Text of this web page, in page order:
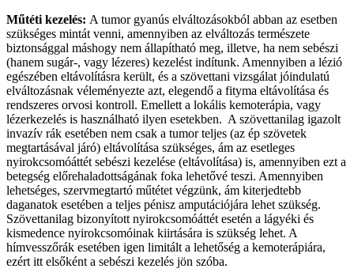
Műtéti kezelés: A tumor gyanús elváltozásokból abban az esetben
szükséges mintát venni, amennyiben az elváltozás természete
biztonsággal máshogy nem állapítható meg, illetve, ha nem sebészi
(hanem sugár-, vagy lézeres) kezelést indítunk. Amennyiben a lézió
egészében eltávolításra került, és a szövettani vizsgálat jóindulatú
elváltozásnak véleményezte azt, elegendő a fityma eltávolítása és
rendszeres orvosi kontroll. Emellett a lokális kemoterápia, vagy
lézerkezelés is használható ilyen esetekben. A szövettanilag igazolt
invazív rák esetében nem csak a tumor teljes (az ép szövetek
megtartásával járó) eltávolítása szükséges, ám az esetleges
nyirokcsomóáttét sebészi kezelése (eltávolítása) is, amennyiben ezt a
betegség előrehaladottságának foka lehetővé teszi. Amennyiben
lehetséges, szervmegtartó műtétet végzünk, ám kiterjedtebb
daganatok esetében a teljes pénisz amputációjára lehet szükség.
Szövettanilag bizonyított nyirokcsomóáttét esetén a lágyéki és
kismedence nyirokcsomóinak kiirtására is szükség lehet. A
hímvesszőrák esetében igen limitált a lehetőség a kemoterápiára,
ezért itt elsőként a sebészi kezelés jön szóba.